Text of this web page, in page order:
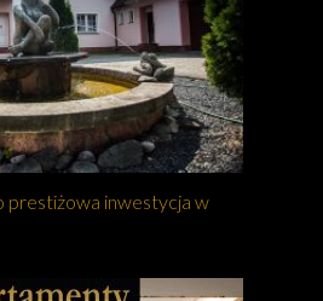
prestiżowa inwestycja w